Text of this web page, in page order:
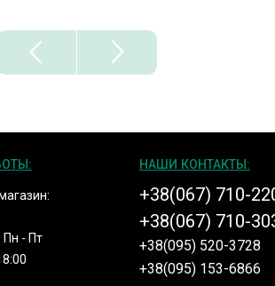
- Пт
НАШИ КОНТАКТЫ:
+38(067) 710-
+38(067) 710-
+38(095) 520-3728
+38(095) 153-6866